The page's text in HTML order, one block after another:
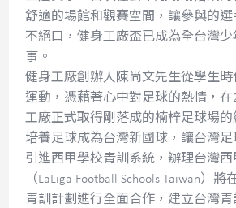
舒適的場館和觀賽空間，讓參與的
不絕口，健身工廠盃已成為全台灣
事。
健身工廠創辦人陳尚文先生從學生
運動，憑藉著心中對足球的熱情，在
工廠正式取得剛落成的楠梓足球場的
培養足球成為台灣新國球，讓台灣
引進西甲學校青訓系統，辦理台灣西
（LaLiga Football Schools Taiwan）
青訓計劃進行全面合作，建立台灣